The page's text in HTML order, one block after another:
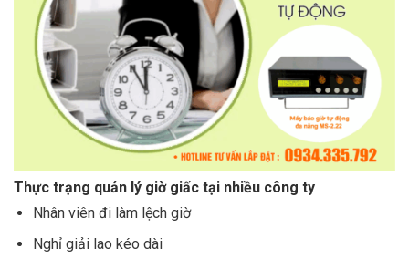
Thực trạng quản lý giờ giấc tại nhiều công ty
Nhân viên đi làm lệch giờ
Nghỉ giải lao kéo dài